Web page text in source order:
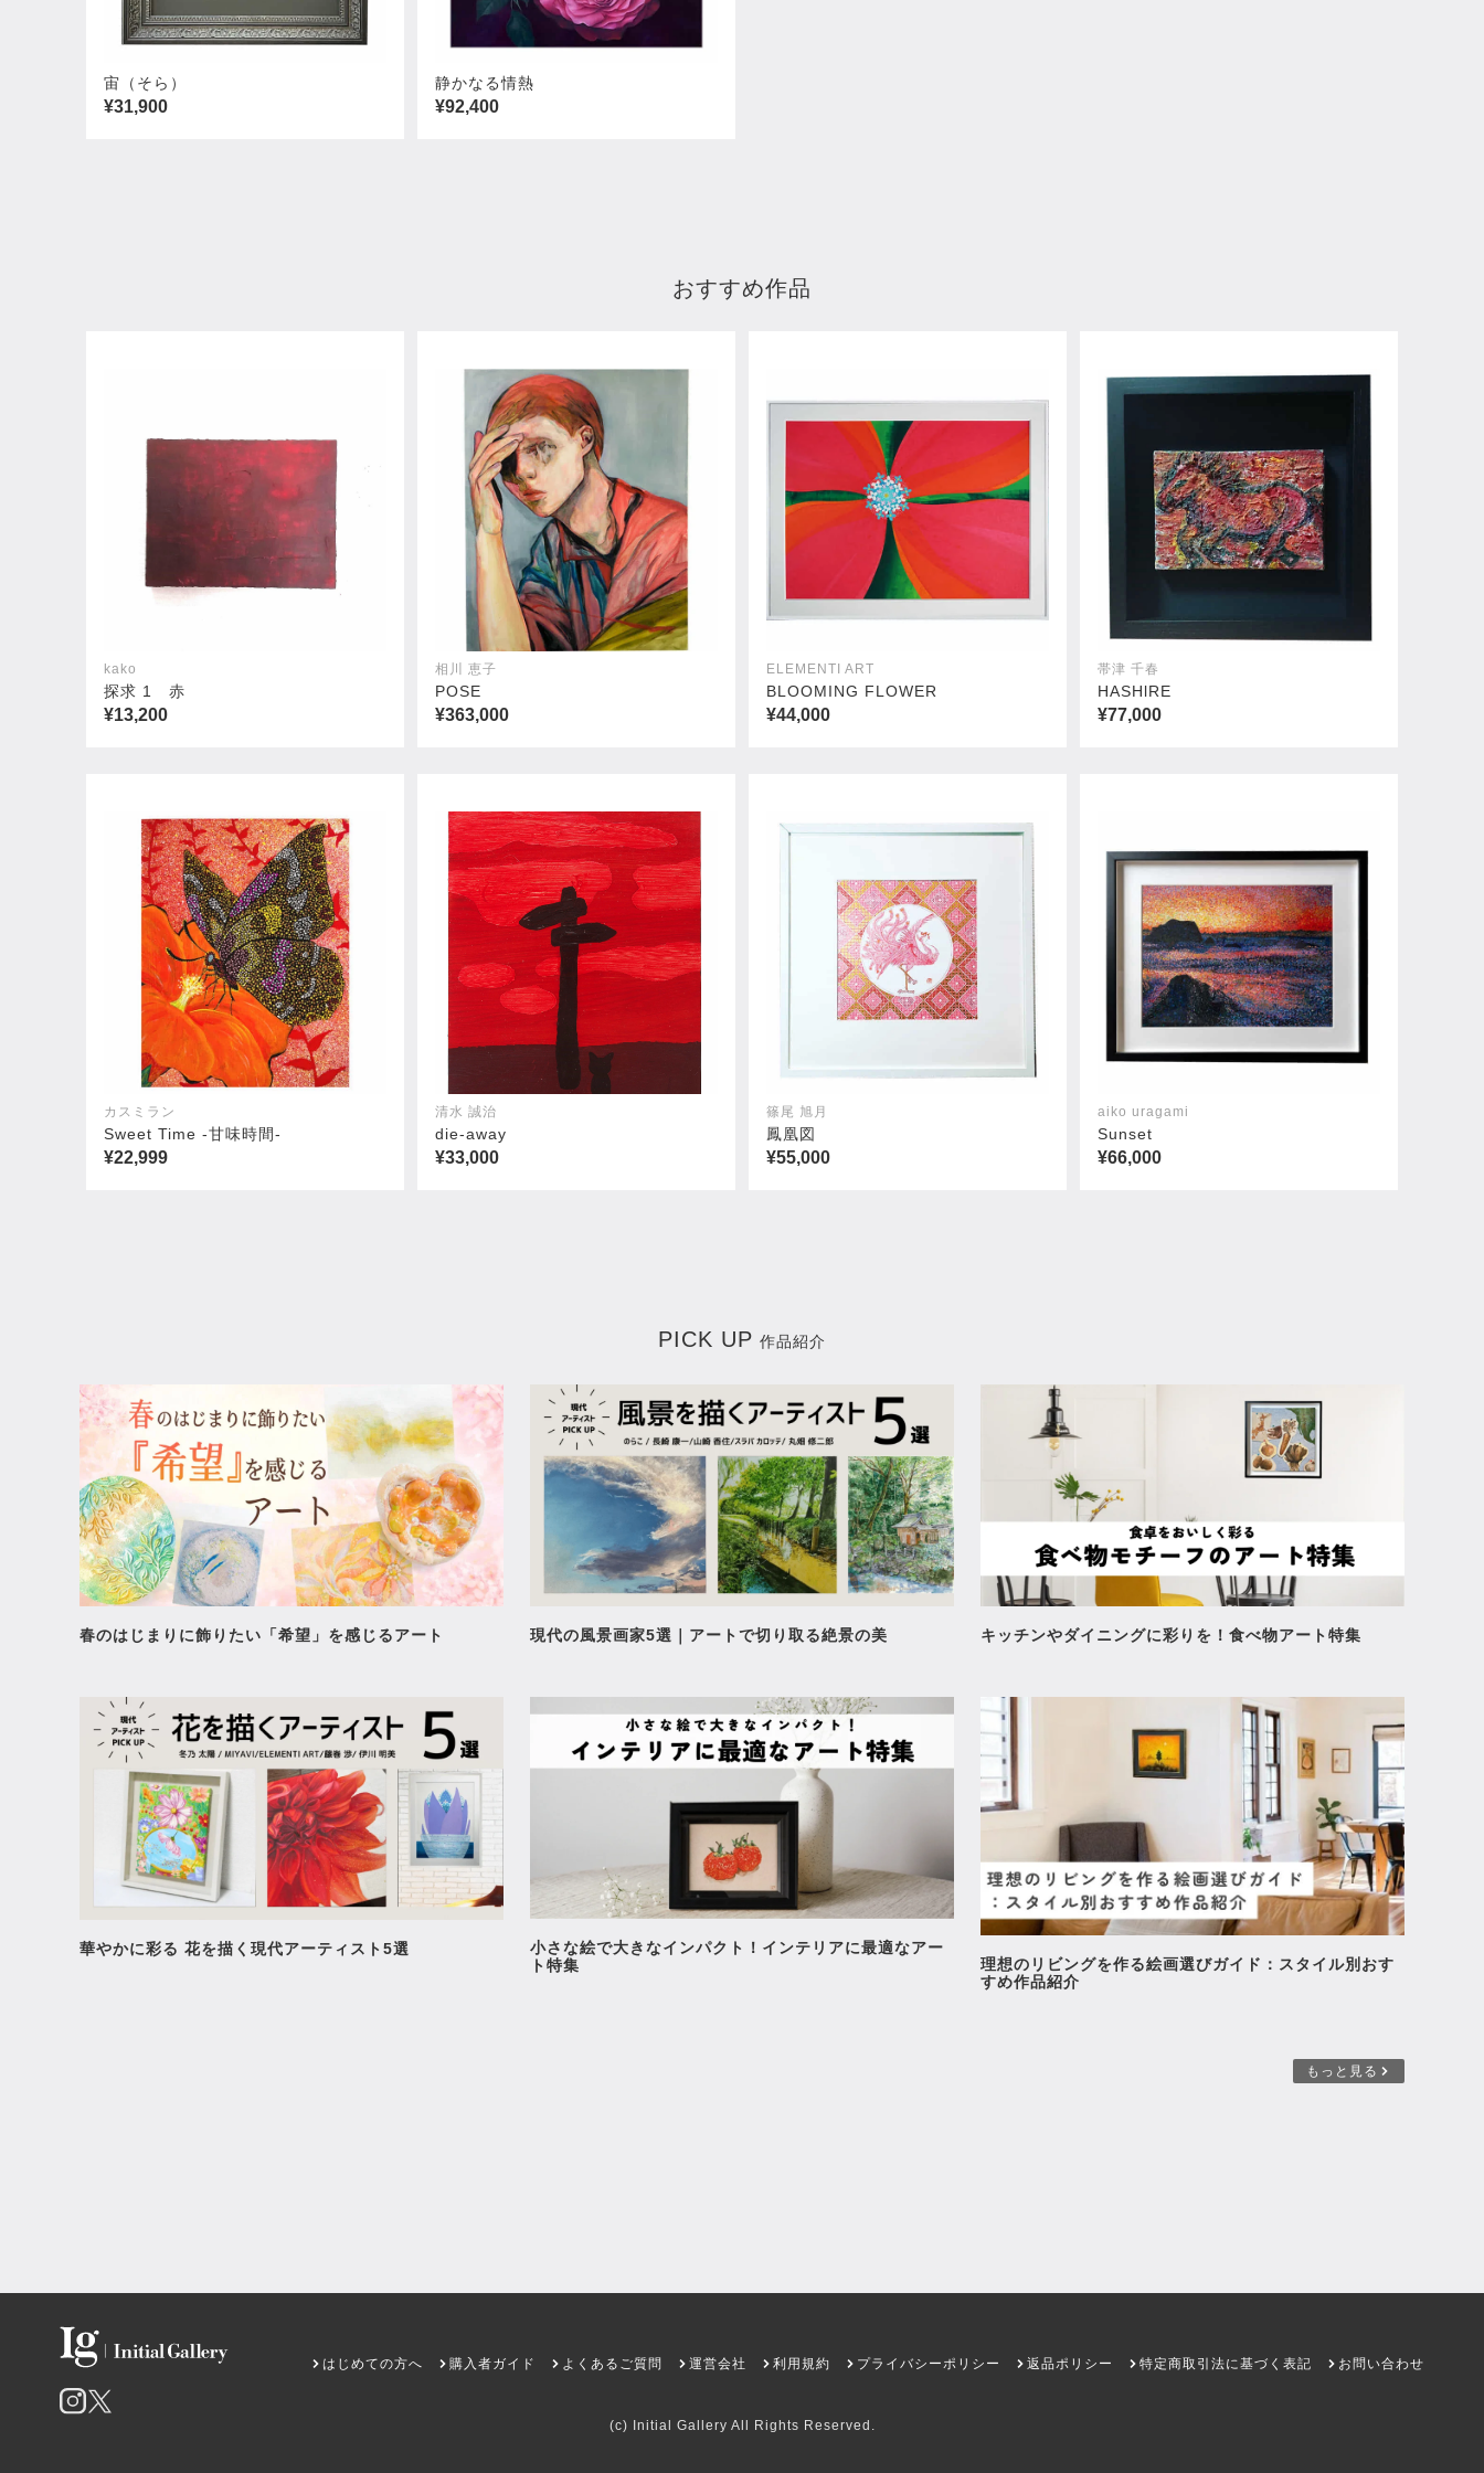
宙（そら）
¥31,900
静かなる情熱
¥92,400
おすすめ作品
kako
探求 1 赤
¥13,200
相川 恵子
POSE
¥363,000
ELEMENTI ART
BLOOMING FLOWER
¥44,000
帯津 千春
HASHlRE
¥77,000
カスミラン
Sweet Time -甘味時間-
¥22,999
清水 誠治
die-away
¥33,000
篠尾 旭月
鳳凰図
¥55,000
aiko uragami
Sunset
¥66,000
PICK UP 作品紹介
春のはじまりに飾りたい「希望」を感じるアート 現代の風景画家5選｜アートで切り取る絶景の美 キッチンやダイニングに彩りを！食べ物アート特集
華やかに彩る 花を描く現代アーティスト5選
小さな絵で大きなインパクト！インテリアに最適なアー
ト特集
理想のリビングを作る絵画選びガイド：スタイル別おす
すめ作品紹介
もっと見る
はじめての方へ 購入者ガイド よくあるご質問 運営会社 利用規約 プライバシーポリシー 返品ポリシー 特定商取引法に基づく表記 お問い合わせ
(c) Initial Gallery All Rights Reserved.